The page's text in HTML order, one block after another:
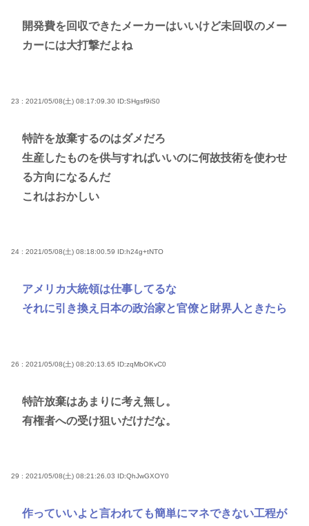
開発費を回収できたメーカーはいいけど未回収のメー
カーには大打撃だよね
23 : 2021/05/08(土) 08:17:09.30 ID:SHgsf9iS0
特許を放棄するのはダメだろ
生産したものを供与すればいいのに何故技術を使わせ
る方向になるんだ
これはおかしい
24 : 2021/05/08(土) 08:18:00.59 ID:h24g+tNTO
アメリカ大統領は仕事してるな
それに引き換え日本の政治家と官僚と財界人ときたら
26 : 2021/05/08(土) 08:20:13.65 ID:zqMbOKvC0
特許放棄はあまりに考え無し。
有権者への受け狙いだけだな。
29 : 2021/05/08(土) 08:21:26.03 ID:QhJwGXOY0
作っていいよと言われても簡単にマネできない工程が